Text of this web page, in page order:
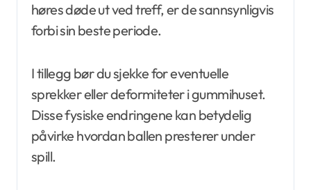
høres døde ut ved treff, er de sannsynligvis
forbi sin beste periode.
I tillegg bør du sjekke for eventuelle
sprekker eller deformiteter i gummihuset.
Disse fysiske endringene kan betydelig
påvirke hvordan ballen presterer under
spill.